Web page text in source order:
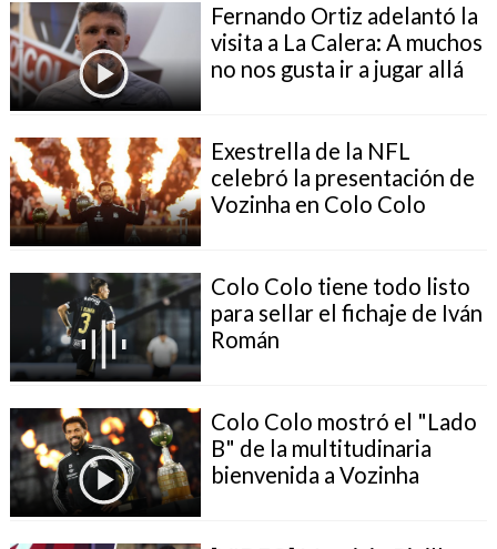
Fernando Ortiz adelantó la
visita a La Calera: A muchos
no nos gusta ir a jugar allá
Exestrella de la NFL
celebró la presentación de
Vozinha en Colo Colo
Colo Colo tiene todo listo
para sellar el fichaje de Iván
Román
Colo Colo mostró el "Lado
B" de la multitudinaria
bienvenida a Vozinha